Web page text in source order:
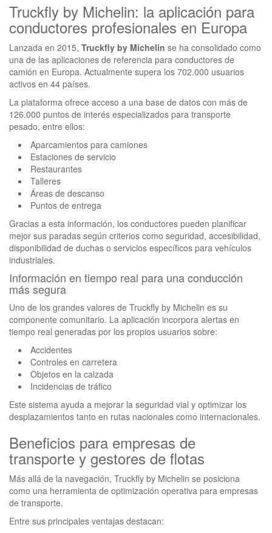
Truckfly by Michelin: la aplicación para
conductores profesionales en Europa
Lanzada en 2015, Truckfly by Michelin se ha consolidado como
una de las aplicaciones de referencia para conductores de
camión en Europa. Actualmente supera los 702.000 usuarios
activos en 44 países.
La plataforma ofrece acceso a una base de datos con más de
126.000 puntos de interés especializados para transporte
pesado, entre ellos:
Aparcamientos para camiones
Estaciones de servicio
Restaurantes
Talleres
Áreas de descanso
Puntos de entrega
Gracias a esta información, los conductores pueden planificar
mejor sus paradas según criterios como seguridad, accesibilidad,
disponibilidad de duchas o servicios específicos para vehículos
industriales.
Información en tiempo real para una conducción
más segura
Uno de los grandes valores de Truckfly by Michelin es su
componente comunitario. La aplicación incorpora alertas en
tiempo real generadas por los propios usuarios sobre:
Accidentes
Controles en carretera
Objetos en la calzada
Incidencias de tráfico
Este sistema ayuda a mejorar la seguridad vial y optimizar los
desplazamientos tanto en rutas nacionales como internacionales.
Beneficios para empresas de
transporte y gestores de flotas
Más allá de la navegación, Truckfly by Michelin se posiciona
como una herramienta de optimización operativa para empresas
de transporte.
Entre sus principales ventajas destacan: